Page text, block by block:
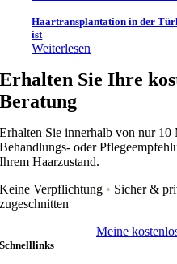
Haartransplantation in der
ist
Weiterlesen
Erhalten Sie Ihre
Beratung
Erhalten Sie innerhalb von nur 10
Behandlungs- oder
Ihrem Haarzustand.
Keine Verpflichtung • Sicher &
zugeschnitten
Meine
Schnelllinks